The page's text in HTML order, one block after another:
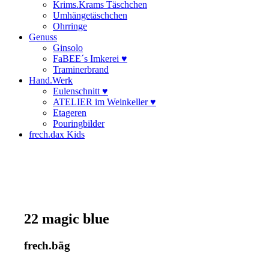
Krims.Krams Täschchen
Umhängetäschchen
Ohrringe
Genuss
Ginsolo
FaBEE´s Imkerei ♥
Traminerbrand
Hand.Werk
Eulenschnitt ♥
ATELIER im Weinkeller ♥
Etageren
Pouringbilder
frech.dax Kids
22 magic blue
frech.bäg